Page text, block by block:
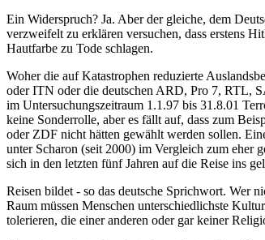
Ein Widerspruch? Ja. Aber der gleiche, dem
verzweifelt zu erklären versuchen, dass erstens
Hautfarbe zu Tode schlagen.
Woher die auf Katastrophen reduzierte
oder ITN oder die deutschen ARD, Pro 7, RTL,
im Untersuchungszeitraum 1.1.97 bis 31.8.01
keine Sonderrolle, aber es fällt auf, dass zum
oder ZDF nicht hätten gewählt werden sollen.
unter Scharon (seit 2000) im Vergleich zum eher
sich in den letzten fünf Jahren auf die Reise ins
Reisen bildet - so das deutsche Sprichwort. Wer
Raum müssen Menschen unterschiedlichste
tolerieren, die einer anderen oder gar keiner